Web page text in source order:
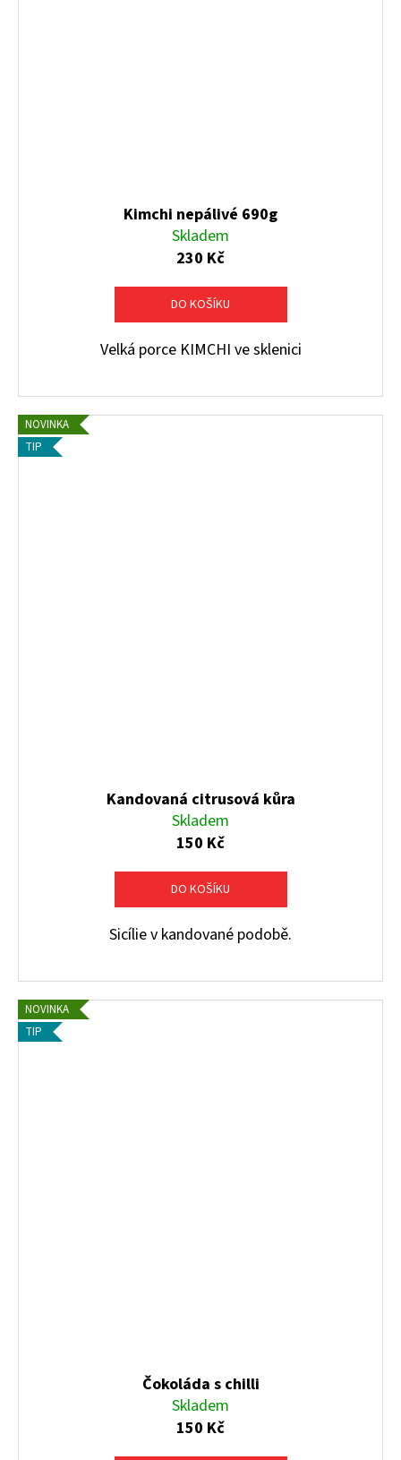
Kimchi nepálivé 690g
Skladem
230 Kč
DO KOŠÍKU
Velká porce KIMCHI ve sklenici
NOVINKA
TIP
Kandovaná citrusová kůra
Skladem
150 Kč
DO KOŠÍKU
Sicílie v kandované podobě.
NOVINKA
TIP
Čokoláda s chilli
Skladem
150 Kč